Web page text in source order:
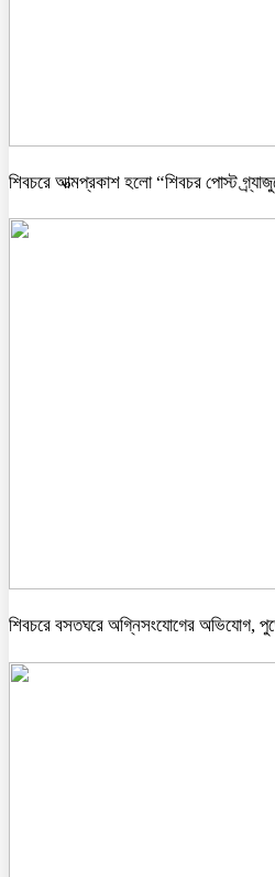
শিবচরে আত্মপ্রকাশ হলো “শিবচর পোস্ট
শিবচরে বসতঘরে অগ্নিসংযোগের অভিযোগ,